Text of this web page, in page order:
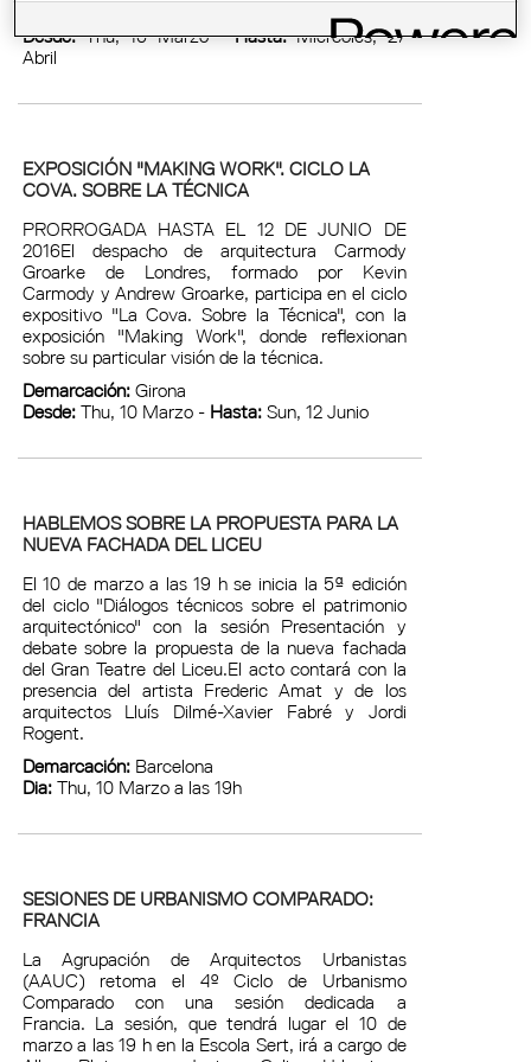
Desde:Thu, 10 Marzo -Hasta:Miercoles, 27
Abril
EXPOSICIÓN "MAKING WORK". CICLO LA
COVA. SOBRE LA TÉCNICA
PRORROGADA HASTA EL 12 DE JUNIO DE
2016El despacho de arquitectura Carmody
Groarke de Londres, formado por Kevin
Carmody y Andrew Groarke, participa en el ciclo
expositivo "La Cova. Sobre la Técnica", con la
exposición "Making Work", donde reflexionan
sobre su particular visión de la técnica.
Demarcación:Girona
Desde:Thu, 10 Marzo - Hasta:Sun, 12 Junio
HABLEMOS SOBRE LA PROPUESTA PARA LA
NUEVA FACHADA DEL LICEU
El 10 de marzo a las 19 h se inicia la 5ª edición
del ciclo "Diálogos técnicos sobre el patrimonio
arquitectónico" con la sesión Presentación y
debate sobre la propuesta de la nueva fachada
del Gran Teatre del Liceu.El acto contará con la
presencia del artista Frederic Amat y de los
arquitectos Lluís Dilmé-Xavier Fabré y Jordi
Rogent.
Demarcación: Barcelona
Dia:Thu, 10 Marzo a las 19h
SESIONES DE URBANISMO COMPARADO:
FRANCIA
La Agrupación de Arquitectos Urbanistas
(AAUC) retoma el 4º Ciclo de Urbanismo
Comparado con una sesión dedicada a
Francia. La sesión, que tendrá lugar el 10 de
marzo a las 19 h en la Escola Sert, irá a cargo de